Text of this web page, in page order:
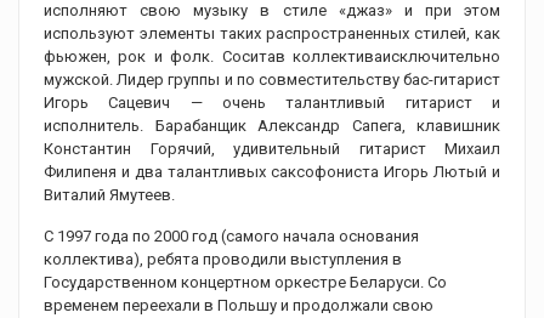
исполняют свою музыку в стиле «джаз» и при этом
используют элементы таких распространенных стилей, как
фьюжен, рок и фолк. Соситав коллективаисключительно
мужской. Лидер группы и по совместительству бас-гитарист
Игорь Сацевич — очень талантливый гитарист и
исполнитель. Барабанщик Александр Сапега, клавишник
Константин Горячий, удивительный гитарист Михаил
Филипеня и два талантливых саксофониста Игорь Лютый и
Виталий Ямутеев.
С 1997 года по 2000 год (самого начала основания
коллектива), ребята проводили выступления в
Государственном концертном оркестре Беларуси. Со
временем переехали в Польшу и продолжали свою